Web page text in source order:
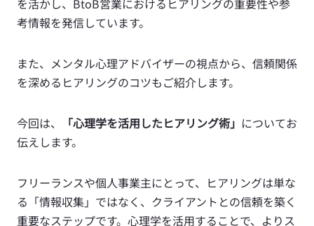
を活かし、BtoB営業におけるヒアリングの重要性や参
考情報を発信しています。
また、メンタル心理アドバイザーの視点から、信頼関係
を深めるヒアリングのコツもご紹介します。
今回は、 「心理学を活用したヒアリング術」 についてお
伝えします。
フリーランスや個人事業主にとって、ヒアリングは単な
る「情報収集」ではなく、クライアントとの信頼を築く
重要なステップです。心理学を活用することで、よりス